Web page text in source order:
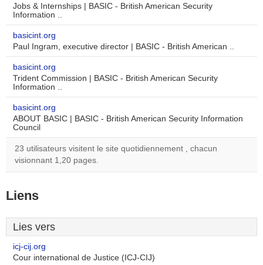
Jobs & Internships | BASIC - British American Security
Information ..
basicint.org
Paul Ingram, executive director | BASIC - British American ..
basicint.org
Trident Commission | BASIC - British American Security
Information ..
basicint.org
ABOUT BASIC | BASIC - British American Security Information
Council
23 utilisateurs visitent le site quotidiennement , chacun
visionnant 1,20 pages.
Liens
Lies vers
icj-cij.org
Cour international de Justice (ICJ-CIJ)